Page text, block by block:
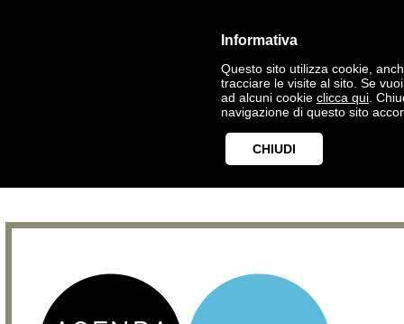
Informativa
Questo sito utilizza cookie,
tracciare le visite al sito. Se
ad alcuni cookie clicca qui .
navigazione di questo sito
CHIUDI